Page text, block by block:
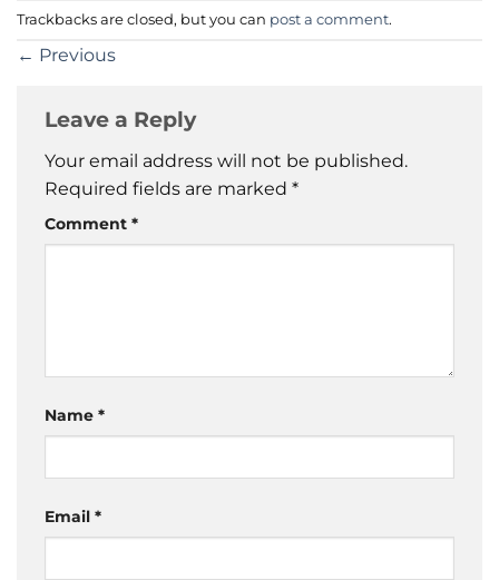
Trackbacks are closed, but you can post a comment.
← Previous
Leave a Reply
Your email address will not be published.
Required fields are marked *
Comment *
Name *
Email *